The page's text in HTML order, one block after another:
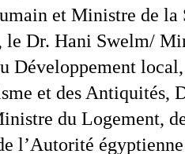
et Ministre de
le Dr. Hani Swelm/
Développement
et des Antiquités,
du Logement,
l’Autorité